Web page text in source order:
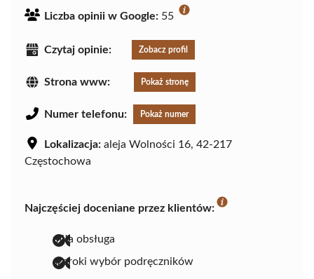
Liczba opinii w Google: 55
Czytaj opinie: Zobacz profil
Strona www: Pokaż stronę
Numer telefonu: Pokaż numer
Lokalizacja: aleja Wolności 16, 42-217
Częstochowa
Najczęściej doceniane przez klientów:
miła obsługa
szeroki wybór podręczników